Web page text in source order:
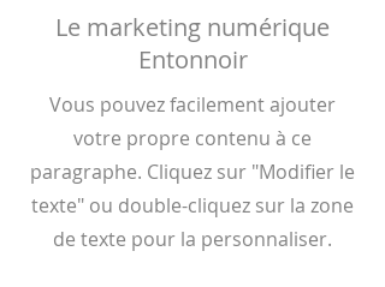
Le marketing numérique
Entonnoir
Vous pouvez facilement ajouter
votre propre contenu à ce
paragraphe. Cliquez sur "Modifier le
texte" ou double-cliquez sur la zone
de texte pour la personnaliser.